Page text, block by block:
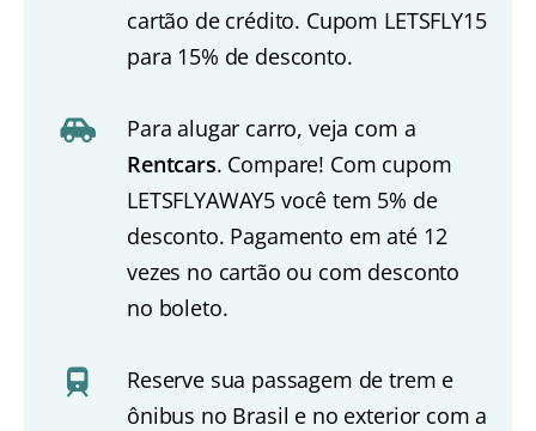
cartão de crédito. Cupom LETSFLY15
para 15% de desconto.
Para alugar carro, veja com a
Rentcars. Compare! Com cupom
LETSFLYAWAY5 você tem 5% de
desconto. Pagamento em até 12
vezes no cartão ou com desconto
no boleto.
Reserve sua passagem de trem e
ônibus no Brasil e no exterior com a